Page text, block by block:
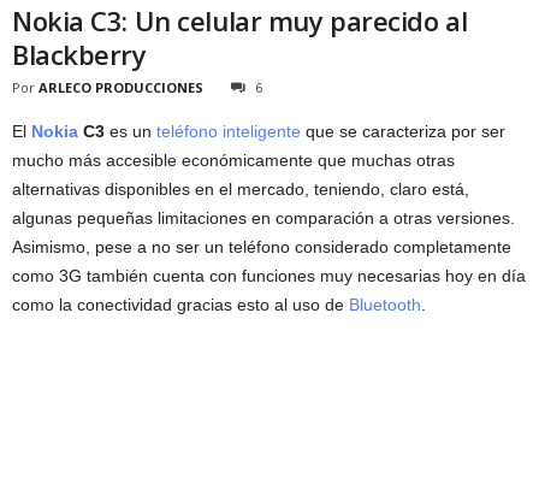
Nokia C3: Un celular muy parecido al
Blackberry
Por ARLECO PRODUCCIONES 6
El Nokia C3 es un teléfono inteligente que se caracteriza por ser
mucho más accesible económicamente que muchas otras
alternativas disponibles en el mercado, teniendo, claro está,
algunas pequeñas limitaciones en comparación a otras versiones.
Asimismo, pese a no ser un teléfono considerado completamente
como 3G también cuenta con funciones muy necesarias hoy en día
como la conectividad gracias esto al uso de Bluetooth